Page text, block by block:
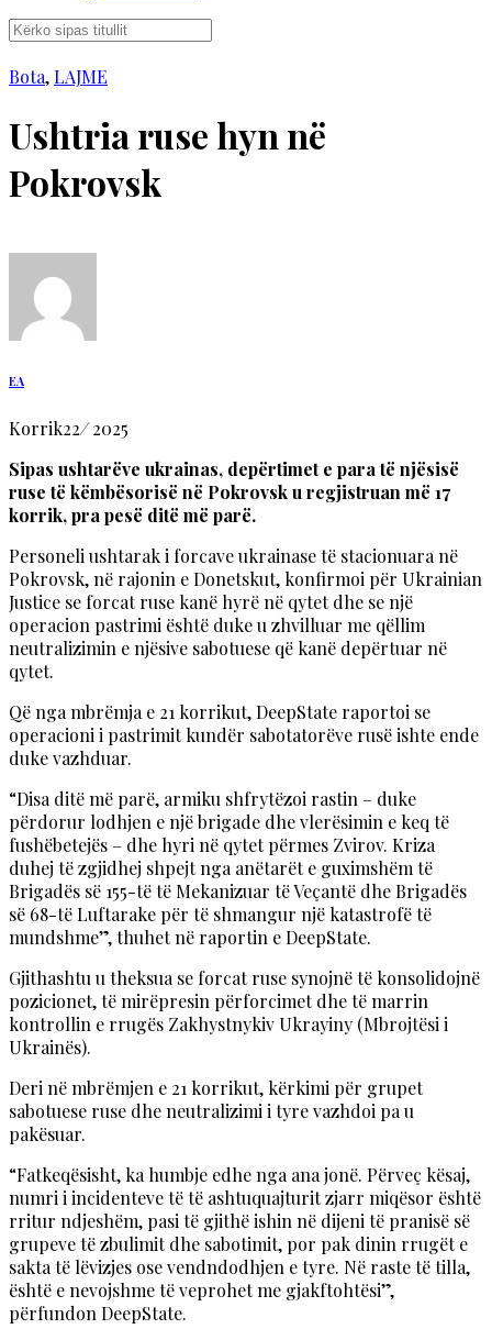
Bota,LAJME
Ushtria ruse hyn në
Pokrovsk
EA
Korrik22/2025
Sipas ushtarëve ukrainas, depërtimet e para të njësisë
ruse të këmbësorisë në Pokrovsk u regjistruan më 17
korrik, pra pesë ditë më parë.
Personeli ushtarak i forcave ukrainase të stacionuara në
Pokrovsk, në rajonin e Donetskut, konfirmoi për Ukrainian
Justice se forcat ruse kanë hyrë në qytet dhe se një
operacion pastrimi është duke u zhvilluar me qëllim
neutralizimin e njësive sabotuese që kanë depërtuar në
qytet.
Që nga mbrëmja e 21 korrikut, DeepState raportoi se
operacioni i pastrimit kundër sabotatorëve rusë ishte ende
duke vazhduar.
“Disa ditë më parë, armiku shfrytëzoi rastin – duke
përdorur lodhjen e një brigade dhe vlerësimin e keq të
fushëbetejës – dhe hyri në qytet përmes Zvirov. Kriza
duhej të zgjidhej shpejt nga anëtarët e guximshëm të
Brigadës së 155-të të Mekanizuar të Veçantë dhe Brigadës
së 68-të Luftarake për të shmangur një katastrofë të
mundshme”, thuhet në raportin e DeepState.
Gjithashtu u theksua se forcat ruse synojnë të konsolidojnë
pozicionet, të mirëpresin përforcimet dhe të marrin
kontrollin e rrugës Zakhystnykiv Ukrayiny (Mbrojtësi i
Ukrainës).
Deri në mbrëmjen e 21 korrikut, kërkimi për grupet
sabotuese ruse dhe neutralizimi i tyre vazhdoi pa u
pakësuar.
“Fatkeqësisht, ka humbje edhe nga ana jonë. Përveç kësaj,
numri i incidenteve të të ashtuquajturit zjarr miqësor është
rritur ndjeshëm, pasi të gjithë ishin në dijeni të pranisë së
grupeve të zbulimit dhe sabotimit, por pak dinin rrugët e
sakta të lëvizjes ose vendndodhjen e tyre. Në raste të tilla,
është e nevojshme të veprohet me gjakftohtësi”,
përfundon DeepState.